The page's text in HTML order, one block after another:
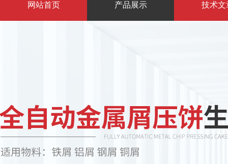
网站首页 产品展示 技术文